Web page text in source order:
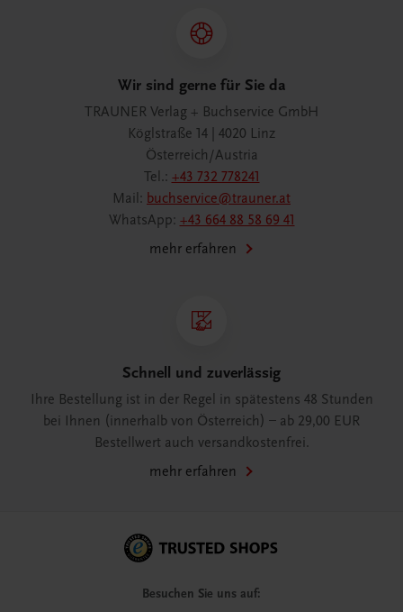
Wir sind gerne für Sie da
TRAUNER Verlag + Buchservice GmbH
Köglstraße 14 | 4020 Linz
Österreich/Austria
Tel.: +43 732 778241
Mail: buchservice@trauner.at
WhatsApp: +43 664 88 58 69 41
mehr erfahren
Schnell und zuverlässig
Ihre Bestellung ist in der Regel in spätestens 48 Stunden
bei Ihnen (innerhalb von Österreich) – ab 29,00 EUR
Bestellwert auch versandkostenfrei.
mehr erfahren
Besuchen Sie uns auf: